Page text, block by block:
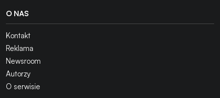
O NAS
Kontakt
Reklama
Newsroom
Autorzy
O serwisie